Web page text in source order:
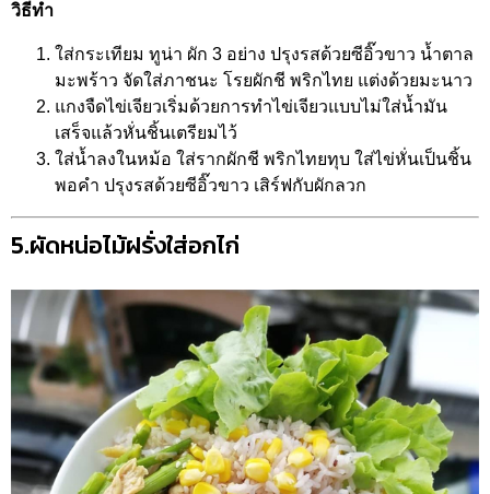
วิธีทำ
ใส่กระเทียม ทูน่า ผัก 3 อย่าง ปรุงรสด้วยซีอิ๊วขาว น้ำตาล
มะพร้าว จัดใส่ภาชนะ โรยผักชี พริกไทย แต่งด้วยมะนาว
แกงจืดไข่เจียวเริ่มด้วยการทำไข่เจียวแบบไม่ใส่น้ำมัน
เสร็จแล้วหั่นชิ้นเตรียมไว้
ใส่น้ำลงในหม้อ ใส่รากผักชี พริกไทยทุบ ใส่ไข่หั่นเป็นชิ้น
พอคำ ปรุงรสด้วยซีอิ๊วขาว เสิร์ฟกับผักลวก
5.ผัดหน่อไม้ฝรั่งใส่อกไก่